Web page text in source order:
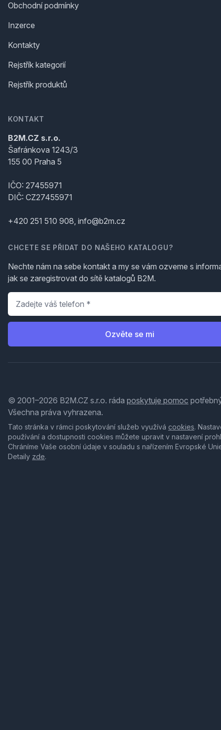
Obchodní podmínky
Inzerce
Kontakty
Rejstřík kategorií
Rejstřík produktů
KONTAKT
B2M.CZ s.r.o.
Šafránkova 1243/3
155 00 Praha 5
IČO: 27455971
DIČ: CZ27455971
+420 251 510 908, info@b2m.cz
CHCETE SE PŘIDAT DO NAŠEHO KATALOGU?
Nechte nám na sebe kontakt a my se vám ozveme s
jak se zaregistrovat do sítě katalogů B2M.
Telefon
Ozvěte se mi
© 2001–2026 B2M.CZ s.r.o. ráda poskytuje pomoc
Všechna práva vyhrazena.
Tato stránka v rámci poskytování služeb využívá cookies.
používání a dostupnosti cookies můžete upravit v nastavení
Chráníme Vaše osobní údaje v souladu s nařízením Evropské
Detaily zde.